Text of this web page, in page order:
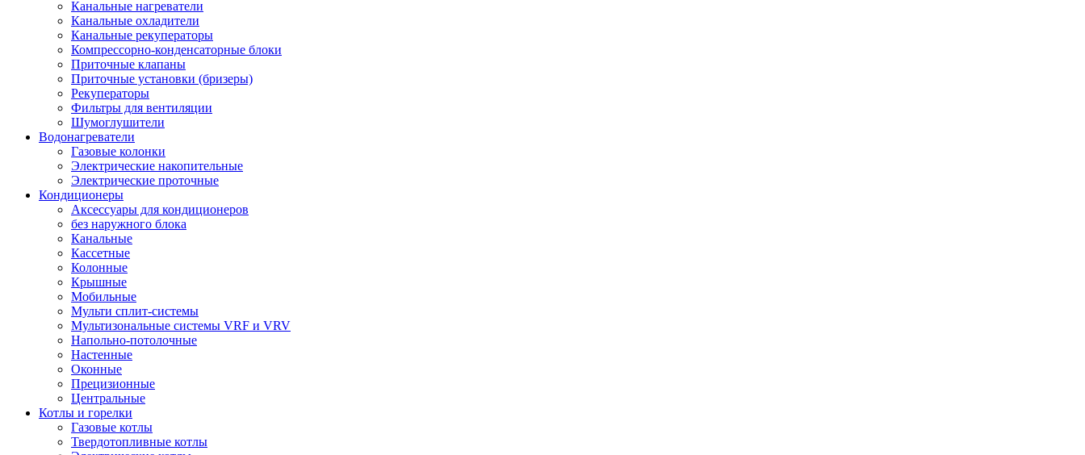
Канальные нагреватели
Канальные охладители
Канальные рекуператоры
Компрессорно-конденсаторные блоки
Приточные клапаны
Приточные установки (бризеры)
Рекуператоры
Фильтры для вентиляции
Шумоглушители
Водонагреватели
Газовые колонки
Электрические накопительные
Электрические проточные
Кондиционеры
Аксессуары для кондиционеров
без наружного блока
Канальные
Кассетные
Колонные
Крышные
Мобильные
Мульти сплит-системы
Мультизональные системы VRF и VRV
Напольно-потолочные
Настенные
Оконные
Прецизионные
Центральные
Котлы и горелки
Газовые котлы
Твердотопливные котлы